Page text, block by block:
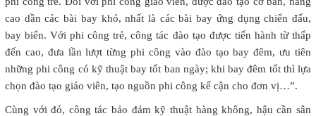
cao dần các bài bay khó, nhất là các bài bay ứng dụng chiến đấu,
bay biển. Với phi công trẻ, công tác đào tạo được tiến hành từ thấp
đến cao, đưa lần lượt từng phi công vào đào tạo bay đêm, ưu tiên
những phi công có kỹ thuật bay tốt ban ngày; khi bay đêm tốt thì lựa
chọn đào tạo giáo viên, tạo nguồn phi công kế cận cho đơn vị…”.
Cùng với đó, công tác bảo đảm kỹ thuật hàng không, hậu cần sân